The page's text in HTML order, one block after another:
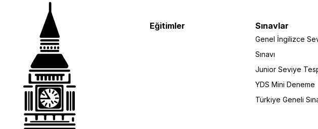
Eğitimler Sınavlar
Genel İngilizce
Sınavı
Junior Seviye
YDS Mini Deneme
Türkiye Geneli